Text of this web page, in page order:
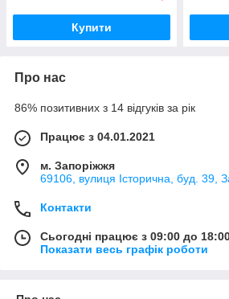
Купити
Про нас
86% позитивних з 14 відгуків за рік
Працює з 04.01.2021
м. Запоріжжя
69106, вулиця Історична, буд. 39,
Контакти
Сьогодні працює з 09:00 до
Показати весь графік роботи